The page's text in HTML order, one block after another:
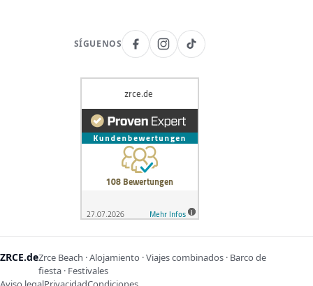
SÍGUENOS
ZRCE.deZrce Beach · Alojamiento · Viajes combinados · Barco de
fiesta · Festivales